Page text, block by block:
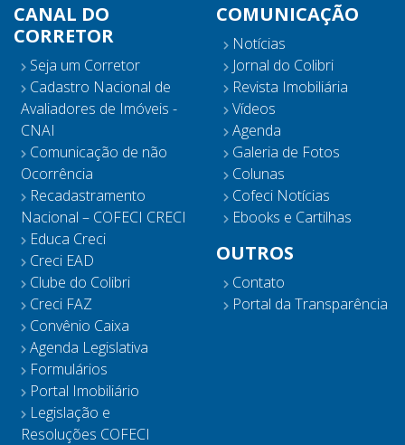
CANAL DO
CORRETOR
Seja um Corretor
Cadastro Nacional de
Avaliadores de Imóveis -
CNAI
Comunicação de não
Ocorrência
Recadastramento
Nacional – COFECI CRECI
Educa Creci
Creci EAD
Clube do Colibri
Creci FAZ
Convênio Caixa
Agenda Legislativa
Formulários
Portal Imobiliário
Legislação e
Resoluções COFECI
COMUNICAÇÃO
Notícias
Jornal do Colibri
Revista Imobiliária
Vídeos
Agenda
Galeria de Fotos
Colunas
Cofeci Notícias
Ebooks e Cartilhas
OUTROS
Contato
Portal da Transparência